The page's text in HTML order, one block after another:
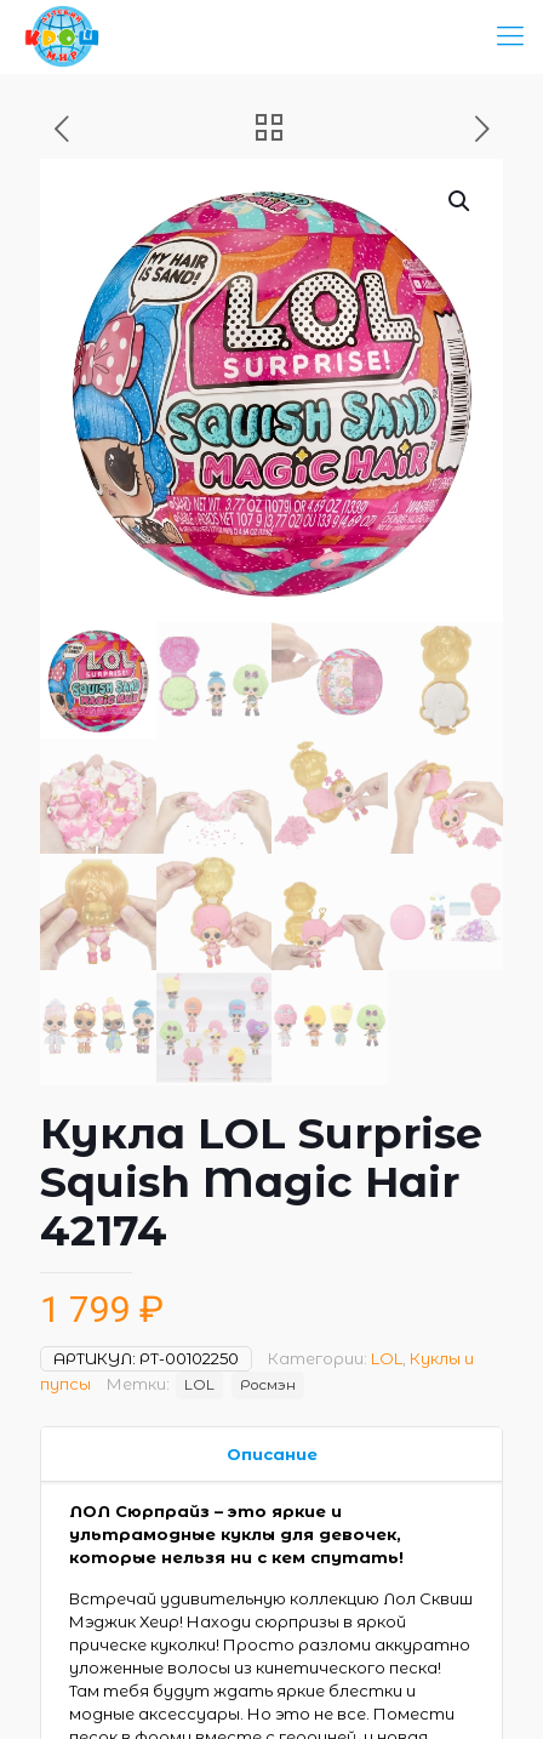
Кукла LOL Surprise
Squish Magic Hair
42174
1 799 ₽
АРТИКУЛ: РТ-00102250 Категории: LOL
Куклы и
пупсы
Метки: LOL Росмэн
Описание
ЛОЛ Сюрпрайз – это яркие и
ультрамодные куклы для девочек,
которые нельзя ни с кем спутать!
Встречай удивительную коллекцию Лол Сквиш
Мэджик Хеир! Находи сюрпризы в яркой
прическе куколки! Просто разломи аккуратно
уложенные волосы из кинетического песка!
Там тебя будут ждать яркие блестки и
модные аксессуары. Но это не все. Помести